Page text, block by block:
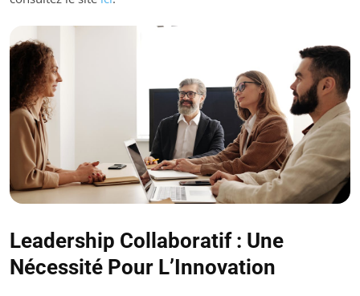
Leadership Collaboratif : Une
Nécessité Pour L’Innovation